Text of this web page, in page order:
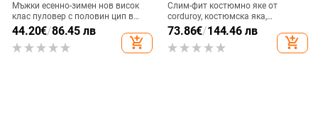
Мъжки есенно-зимен нов висок
клас пуловер с половин цип в
корейски стил, свободен, модерен
плетен кардиган с висока яка в
корейски стил
44.20€/86.45 лв
add_shopping_cart
Слим-фит костюмно яке от
corduroy, костюмска яка,
еднобортно с едно копче,
солиден модел, лен 1% състав, за
пролет, лято 2025.
73.86€/144.46 лв
add_shopping_cart